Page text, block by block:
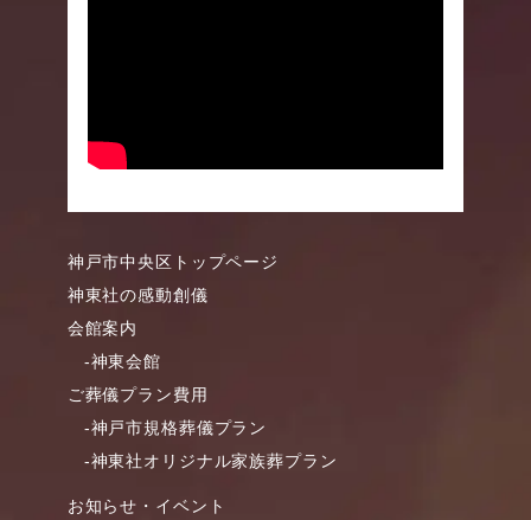
神戸市中央区トップページ
神東社の感動創儀
会館案内
-神東会館
ご葬儀プラン費用
-神戸市規格葬儀プラン
-神東社オリジナル家族葬プラン
お知らせ・イベント